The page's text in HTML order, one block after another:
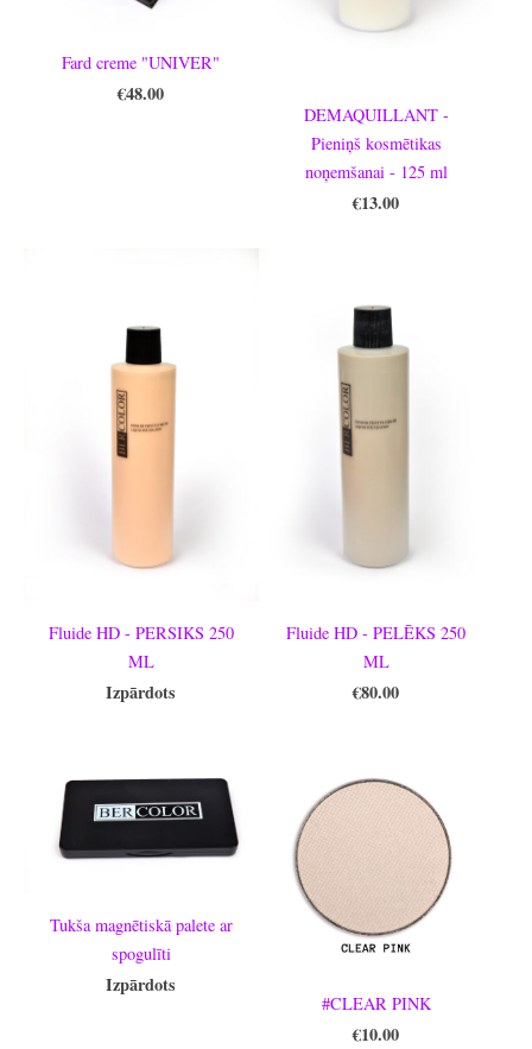
Fard creme "UNIVER"
€48.00
DEMAQUILLANT -
Pieniņš kosmētikas
noņemšanai - 125 ml
€13.00
Fluide HD - PERSIKS 250
ML
Izpārdots
Fluide HD - PELĒKS 250
ML
€80.00
Tukša magnētiskā palete ar
spogulīti
Izpārdots
#CLEAR PINK
€10.00